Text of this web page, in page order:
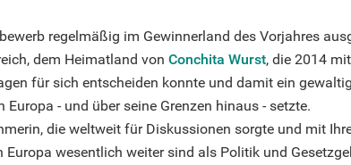
regelmäßig im Gewinnerland des Vorjahres
dem Heimatland von Conchita Wurst, die 2014
für sich entscheiden konnte und damit ein
- und über seine Grenzen hinaus - setzte.
die weltweit für Diskussionen sorgte und mit
Europa wesentlich weiter sind als Politik und